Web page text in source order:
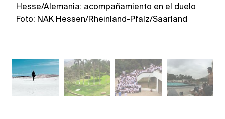
Hesse/Alemania: acompañamiento en el duelo
Foto: NAK Hessen/Rheinland-Pfalz/Saarland